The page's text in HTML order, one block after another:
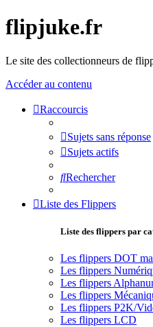
flipjuke.fr
Le site des collectionneurs de
Accéder au contenu
Raccourcis
Sujets sans réponse
Sujets actifs
Rechercher
Liste des Flippers
Liste des flippers par
Les flippers DOT
Les flippers
Les flippers
Les flippers
Les flippers P2K/
Les flippers LCD